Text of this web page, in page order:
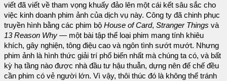
viết đã viết về tham vọng khuấy đảo lên một cái kết sâu sắc cho
việc kinh doanh phim ảnh của dịch vụ này. Công ty đã chinh phục
truyền hình bằng các phim bộ House of Card, Stranger Things và
13 Reason Why — một bài tập thể loại phim mang tính khiêu
khích, gây nghiện, tông điệu cao và ngôn tình sướt mướt. Nhưng
phim ảnh là hình thức giải trí phổ biến nhất mà chúng ta có, và bất
kỳ hạ tầng nào được nhà đầu tư hậu thuẫn, dựng nên đế chế đều
cần phim có vẻ người lớn. Vì vậy, thôi thúc đó là không thể tránh